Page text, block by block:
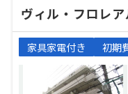
ヴィル・フロレア
家具家電付き 初期